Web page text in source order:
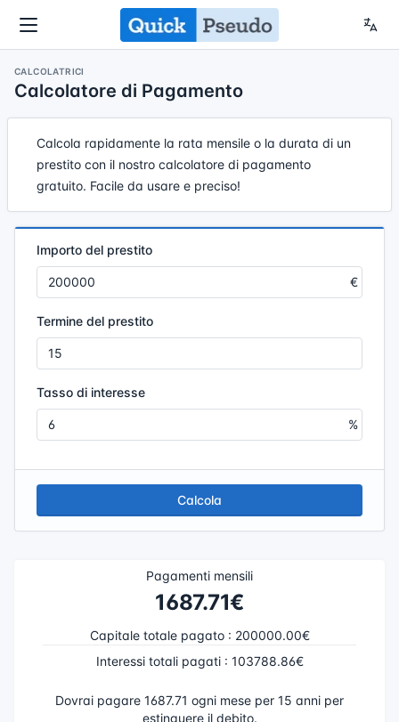
CALCOLATRICI
Calcolatore di Pagamento
Calcola rapidamente la rata mensile o la durata di un
prestito con il nostro calcolatore di pagamento
gratuito. Facile da usare e preciso!
Importo del prestito
Termine del prestito
Tasso di interesse
Calcola
Pagamenti mensili
1687.71€
Capitale totale pagato: 200000.00€
Interessi totali pagati: 103788.86€
Dovrai pagare 1687.71 ogni mese per 15 anni per
estinguere il debito.